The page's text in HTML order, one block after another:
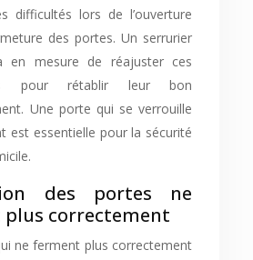
difficultés lors de l’ouverture
des portes. Un serrurier
en mesure de réajuster ces
pour rétablir leur bon
Une porte qui se verrouille
est essentielle pour la sécurité
des portes ne
correctement
ne ferment plus correctement